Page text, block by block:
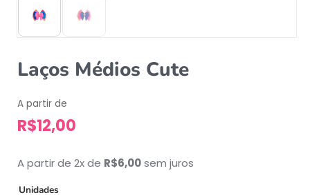
Laços Médios Cute
A partir de
R$12,00
A partir de 2x de R$6,00sem juros
Unidades